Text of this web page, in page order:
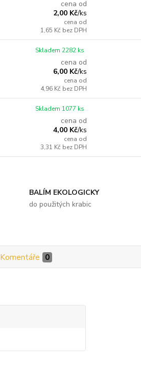
cena od
2,00 Kč/ks
cena od
1,65 Kč bez DPH
cena od
6,00 Kč/ks
cena od
4,96 Kč bez DPH
Skladem 2282 ks
cena od
4,00 Kč/ks
cena od
3,31 Kč bez DPH
Skladem 1077 ks
BALÍM EKOLOGICKY
do použitých krabic
Komentáře 0